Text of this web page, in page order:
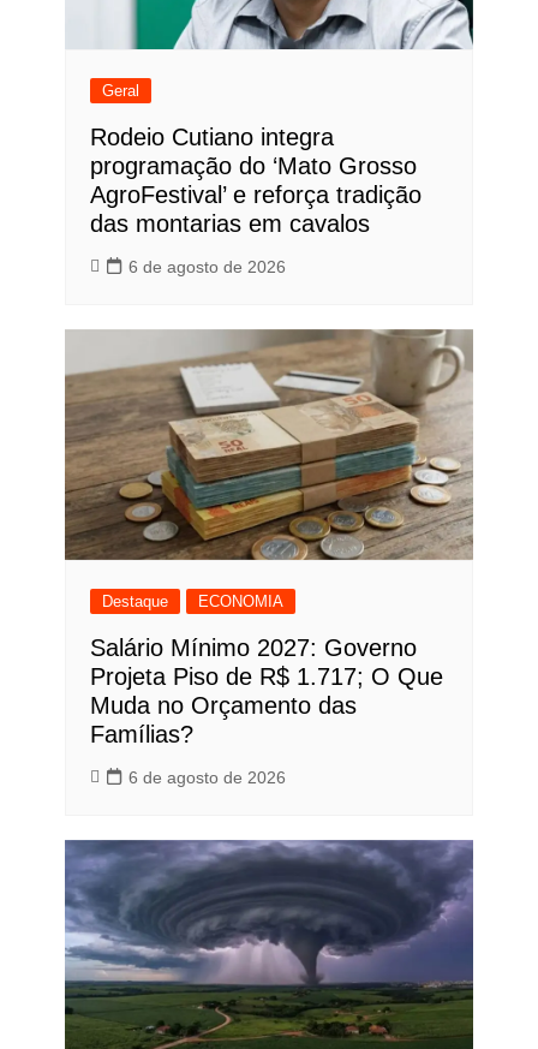
Geral
Rodeio Cutiano integra
programação do ‘Mato Grosso
AgroFestival’ e reforça tradição
das montarias em cavalos
6 de agosto de 2026
Destaque ECONOMIA
Salário Mínimo 2027: Governo
Projeta Piso de R$ 1.717; O Que
Muda no Orçamento das
Famílias?
6 de agosto de 2026